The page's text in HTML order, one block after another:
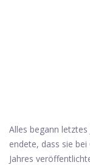
Alles begann
endete, dass sie
Jahres